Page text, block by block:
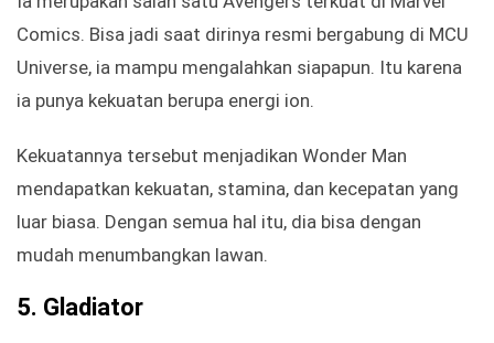
Comics. Bisa jadi saat dirinya resmi bergabung di MCU
Universe, ia mampu mengalahkan siapapun. Itu karena
ia punya kekuatan berupa energi ion.
Kekuatannya tersebut menjadikan Wonder Man
mendapatkan kekuatan, stamina, dan kecepatan yang
luar biasa. Dengan semua hal itu, dia bisa dengan
mudah menumbangkan lawan.
5. Gladiator